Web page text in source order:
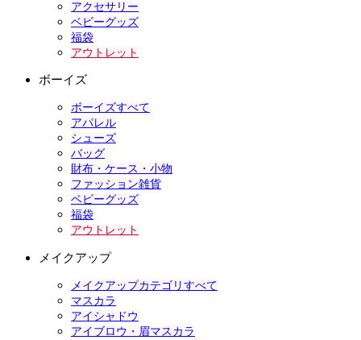
アクセサリー
ベビーグッズ
福袋
アウトレット
ボーイズ
ボーイズすべて
アパレル
シューズ
バッグ
財布・ケース・小物
ファッション雑貨
ベビーグッズ
福袋
アウトレット
メイクアップ
メイクアップカテゴリすべて
マスカラ
アイシャドウ
アイブロウ・眉マスカラ